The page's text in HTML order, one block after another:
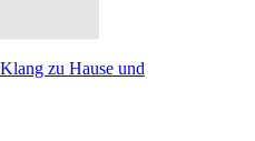
zu Hause und